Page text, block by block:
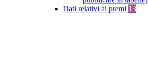
Dati relativi ai premi 13